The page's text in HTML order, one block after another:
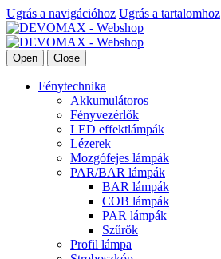
Ugrás a navigációhoz Ugrás a tartalomhoz
Open Close
Fénytechnika
Akkumulátoros
Fényvezérlők
LED effektlámpák
Lézerek
Mozgófejes lámpák
PAR/BAR lámpák
BAR lámpák
COB lámpák
PAR lámpák
Szűrők
Profil lámpa